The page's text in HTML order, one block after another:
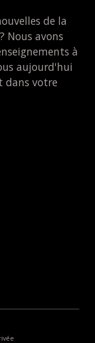
de la
Nous avons
à
aujourd'hui
dans votre